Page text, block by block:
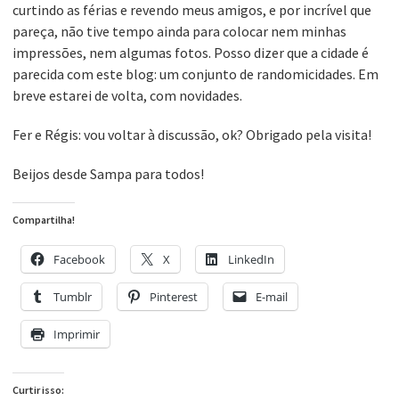
Se queres salvar o mundo, o veganismo não é a resposta
curtindo as férias e revendo meus amigos, e por incrível que
pareça, não tive tempo ainda para colocar nem minhas
impressões, nem algumas fotos. Posso dizer que a cidade é
parecida com este blog: um conjunto de randomicidades. Em
breve estarei de volta, com novidades.
Fer e Régis: vou voltar à discussão, ok? Obrigado pela visita!
Beijos desde Sampa para todos!
Compartilha!
Facebook X LinkedIn
Tumblr Pinterest E-mail
Imprimir
Curtir isso: